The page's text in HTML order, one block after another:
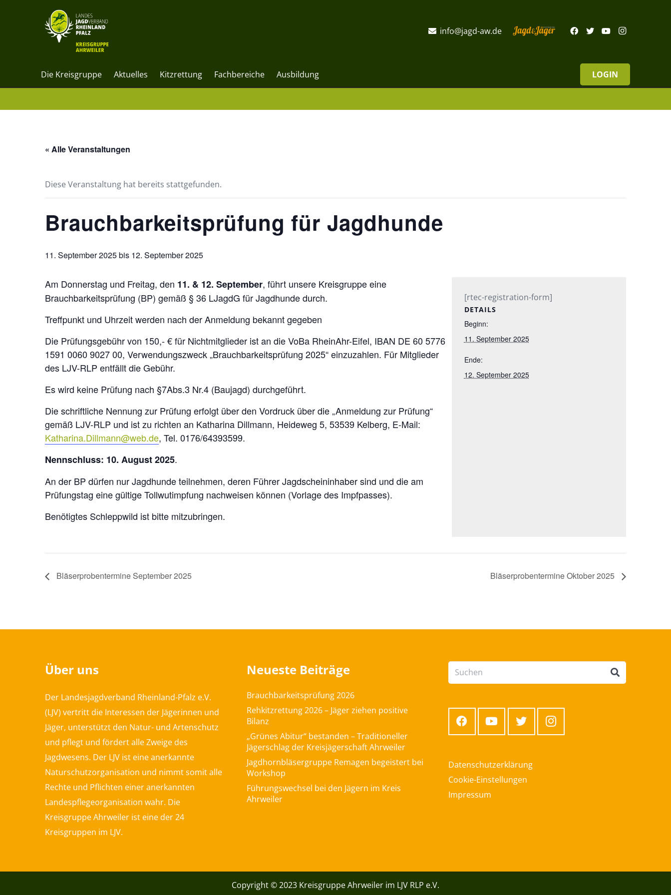
info@jagd-aw.de
Die Kreisgruppe Aktuelles Kitzrettung Fachbereiche Ausbildung LOGIN
« Alle Veranstaltungen
Diese Veranstaltung hat bereits stattgefunden.
Brauchbarkeitsprüfung für Jagdhunde
11. September 2025bis 12. September 2025
Am Donnerstag und Freitag, den 11. & 12. September, führt unsere Kreisgruppe eine
Brauchbarkeitsprüfung (BP) gemäß § 36 LJagdG für Jagdhunde durch.
Treffpunkt und Uhrzeit werden nach der Anmeldung bekannt gegeben
Die Prüfungsgebühr von 150,- € für Nichtmitglieder ist an die VoBa RheinAhr-Eifel, IBAN DE 60 5776
1591 0060 9027 00, Verwendungszweck „Brauchbarkeitsprüfung 2025“ einzuzahlen. Für Mitglieder
des LJV-RLP entfällt die Gebühr.
Es wird keine Prüfung nach §7Abs.3 Nr.4 (Baujagd) durchgeführt.
Die schriftliche Nennung zur Prüfung erfolgt über den Vordruck über die „Anmeldung zur Prüfung“
gemäß LJV-RLP und ist zu richten an Katharina Dillmann, Heideweg 5, 53539 Kelberg, E-Mail:
Katharina.Dillmann@web.de, Tel. 0176/64393599.
Nennschluss: 10. August 2025.
An der BP dürfen nur Jagdhunde teilnehmen, deren Führer Jagdscheininhaber sind und die am
Prüfungstag eine gültige Tollwutimpfung nachweisen können (Vorlage des Impfpasses).
Benötigtes Schleppwild ist bitte mitzubringen.
[rtec-registration-form]
DETAILS
Beginn:
11. September 2025
Ende:
12. September 2025
Bläserprobentermine September 2025 Bläserprobentermine Oktober 2025
Über uns
Der Landesjagdverband Rheinland-Pfalz e.V.
(LJV) vertritt die Interessen der Jägerinnen und
Jäger, unterstützt den Natur- und Artenschutz
und pflegt und fördert alle Zweige des
Jagdwesens. Der LJV ist eine anerkannte
Naturschutzorganisation und nimmt somit alle
Rechte und Pflichten einer anerkannten
Landespflegeorganisation wahr. Die
Kreisgruppe Ahrweiler ist eine der 24
Kreisgruppen im LJV.
Neueste Beiträge
Brauchbarkeitsprüfung 2026
Rehkitzrettung 2026 – Jäger ziehen positive
Bilanz
„Grünes Abitur“ bestanden – Traditioneller
Jägerschlag der Kreisjägerschaft Ahrweiler
Jagdhornbläsergruppe Remagen begeistert bei
Workshop
Führungswechsel bei den Jägern im Kreis
Ahrweiler
Datenschutzerklärung
Cookie-Einstellungen
Impressum
Copyright © 2023 Kreisgruppe Ahrweiler im LJV RLP e.V.